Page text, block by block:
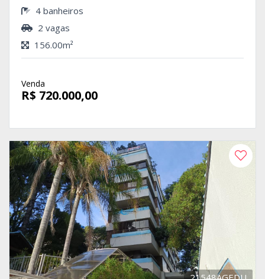
4 banheiros
2 vagas
156.00m²
Venda
R$ 720.000,00